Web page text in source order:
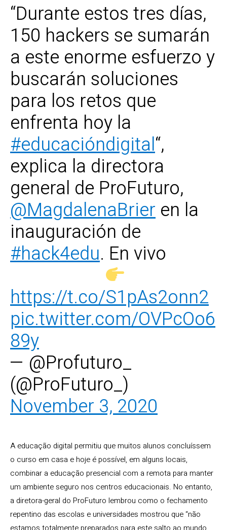
“Durante estos tres días,
150 hackers se sumarán
a este enorme esfuerzo y
buscarán soluciones
para los retos que
enfrenta hoy la
#educacióndigital“,
explica la directora
general de ProFuturo,
@MagdalenaBrier en la
inauguración de
#hack4edu. En vivo
https://t.co/S1pAs2onn2
pic.twitter.com/OVPcOo6
89y
— @Profuturo_
(@ProFuturo_)
November 3, 2020
A educação digital permitiu que muitos alunos concluíssem
o curso em casa e hoje é possível, em alguns locais,
combinar a educação presencial com a remota para manter
um ambiente seguro nos centros educacionais. No entanto,
a diretora-geral do ProFuturo lembrou como o fechamento
repentino das escolas e universidades mostrou que “não